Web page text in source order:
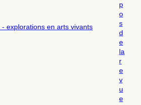
p
o
s
d
e
la
r
e
v
u
e